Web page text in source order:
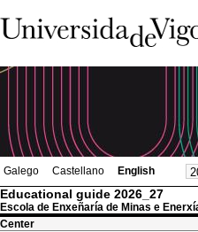
Galego Castellano English
Educational guide 2026_27
Escola de Enxeñaría de Minas e
Center